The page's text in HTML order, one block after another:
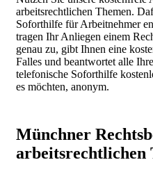
arbeitsrechtlichen Themen.
Soforthilfe für Arbeitnehmer
tragen Ihr Anliegen einem
genau zu, gibt Ihnen eine
Falles und beantwortet alle
telefonische Soforthilfe
es möchten, anonym.
Münchner
arbeitsrechtlichen